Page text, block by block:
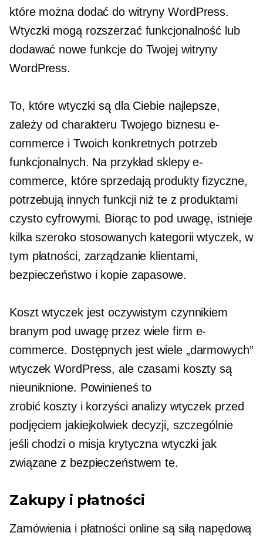
które można dodać do witryny WordPress.
Wtyczki mogą rozszerzać funkcjonalność lub
dodawać nowe funkcje do Twojej witryny
WordPress.
To, które wtyczki są dla Ciebie najlepsze,
zależy od charakteru Twojego biznesu e-
commerce i Twoich konkretnych potrzeb
funkcjonalnych. Na przykład sklepy e-
commerce, które sprzedają produkty fizyczne,
potrzebują innych funkcji niż te z produktami
czysto cyfrowymi. Biorąc to pod uwagę, istnieje
kilka szeroko stosowanych kategorii wtyczek, w
tym płatności, zarządzanie klientami,
bezpieczeństwo i kopie zapasowe.
Koszt wtyczek jest oczywistym czynnikiem
branym pod uwagę przez wiele firm e-
commerce. Dostępnych jest wiele „darmowych”
wtyczek WordPress, ale czasami koszty są
nieuniknione. Powinieneś to
zrobić koszty i korzyścianalizy wtyczek przed
podjęciem jakiejkolwiek decyzji, szczególnie
jeśli chodzi o misja krytyczna wtyczki jak
związane z bezpieczeństwem te.
Zakupy i płatności
Zamówienia i płatności online są siłą napędową